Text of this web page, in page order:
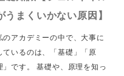
うまくいかない原因】
のアカデミーの中で、大事に
ているのは、「基礎」「原
」です。 基礎や、原理を知っ